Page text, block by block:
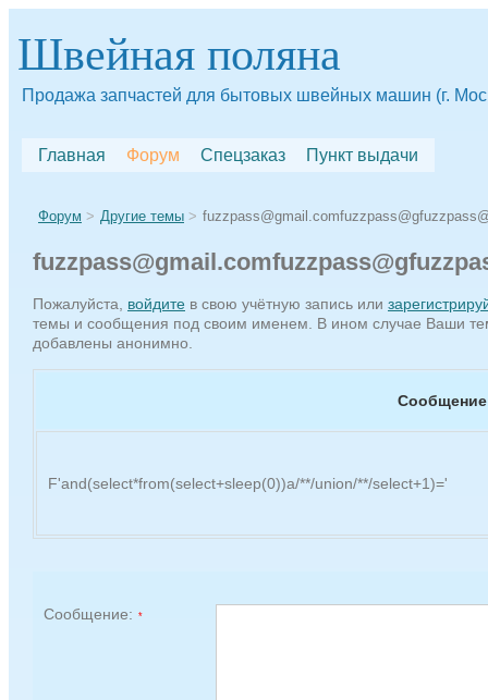
Швейная поляна
Продажа запчастей для бытовых швейных машин (г.
Главная Форум Спецзаказ Пункт выдачи
Форум Другие темы
Пожалуйста, войдите в свою учётную запись или
темы и сообщения под своим именем. В ином случае Ваши
добавлены анонимно.
Сообщение
F'and(select*from(select+sleep(0))a/**/union/**/select+1)='
Сообщение: